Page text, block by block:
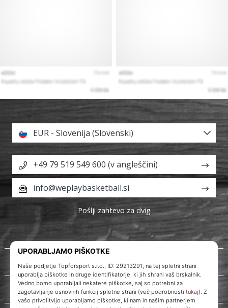
O nas
Storitve za stranke
EUR - Slovenija (Slovenski)
+49 79 519 549 600 (v angleščini)
info@weplaybasketball.si
Pošlji zahtevo za dvig